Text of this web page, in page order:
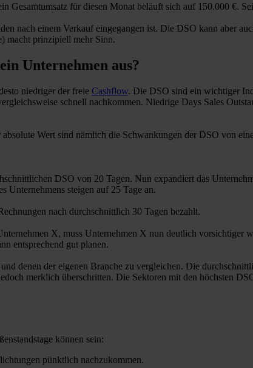
Gesamtumsatz für diesen Monat beläuft sich auf 150.000 €.
nach einem Verkauf eingegangen ist. Die DSO kann aber
macht prinzipiell mehr Sinn.
Unternehmen aus?
niedriger der freie Cashflow. Die DSO sind ein wichtiger
schnell nachkommen. Niedrige Days Sales
Wert sind nämlich die Schwankungen der DSO von
DSO von 20 Tagen. Nun expandiert das
Unternehmens steigen auf 25 Tage an.
nach durchschnittlich 30 Tagen bezahlt.
X, muss Unternehmen X nun deutlich vorsichtiger
entsprechend gut planen.
denen der eigenen Branche zu vergleichen. Die
merklich überschritten. Die Sektoren mit den höchsten
können sein:
pünktlich nachzukommen.